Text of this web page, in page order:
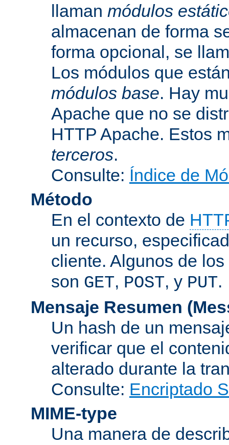
llaman módulos
almacenan de forma
forma opcional, se
Los módulos que
módulos base. Hay
Apache que no se
HTTP Apache. Estos
terceros.
Consulte: Índice de
Método
En el contexto de
un recurso,
cliente. Algunos de
son GET, POST, y PUT.
Mensaje Resumen
Un hash de un
verificar que el
alterado durante la
Consulte: Encriptado
MIME-type
Una manera de